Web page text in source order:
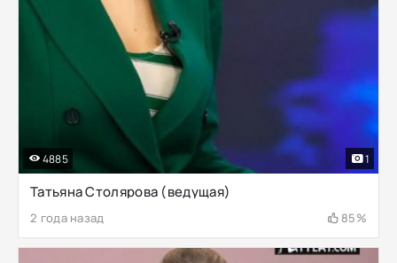
Татьяна Столярова (ведущая)
2 года назад 85%
4885 1